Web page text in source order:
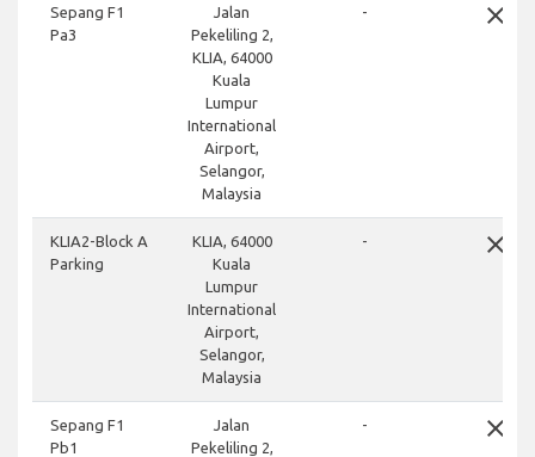
Sepang F1
Pa3
Jalan
Pekeliling 2,
KLIA, 64000
Kuala
Lumpur
International
Airport,
Selangor,
Malaysia
- close
KLIA2-Block A
Parking
KLIA, 64000
Kuala
Lumpur
International
Airport,
Selangor,
Malaysia
- close
Sepang F1
Pb1
Jalan
Pekeliling 2,
- close